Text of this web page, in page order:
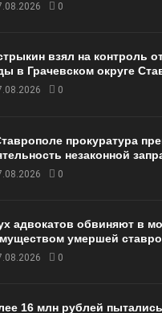
0
взял на контроль
в Грачевском округе
0
прокуратура
незаконной
0
адвокатов обвиняют в
умершей
0
16 млн рублей